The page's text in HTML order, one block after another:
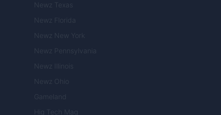
Newz Texas
Newz Florida
Newz New York
Newz Pennsylvania
Newz Illinois
Newz Ohio
Gameland
Hig Tech Mag